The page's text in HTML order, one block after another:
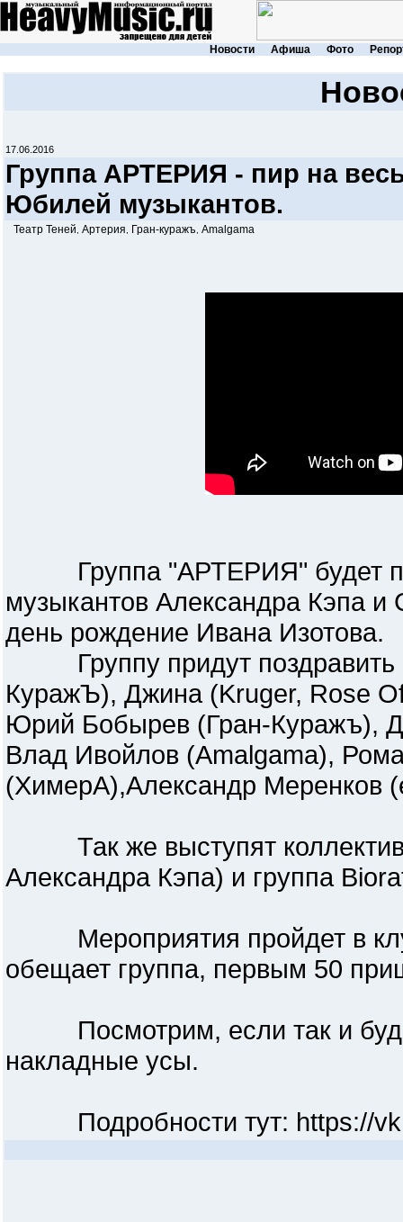
Новости Афиша Фото
17.06.2016
Группа АРТЕРИЯ - пир на
Юбилей музыкантов.
Театр Теней Артерия Гран-куражъ Amalgama
Группа "АРТЕРИЯ" будет
музыкантов Александра Кэпа
день рождение Ивана Изотова.
Группу придут поздравить
КуражЪ), Джина (Kruger, Rose
Юрий Бобырев (Гран-Куражъ),
Влад Ивойлов (Amalgama),
(ХимерА),Александр Меренков
Так же выступят
Александра Кэпа) и группа
Мероприятия пройдет в
обещает группа, первым 50
Посмотрим, если так и
накладные усы.
Подробности тут: https://